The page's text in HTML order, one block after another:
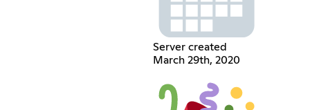
Server created
March 29th, 2020